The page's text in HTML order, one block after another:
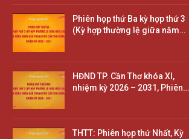
Phiên họp thứ Ba kỳ hợp thứ 3
(Kỳ hợp thường lệ giữa năm…
HĐND TP. Cần Thơ khóa XI,
nhiệm kỳ 2026 – 2031, Phiên…
THTT: Phiên họp thứ Nhất, Kỳ